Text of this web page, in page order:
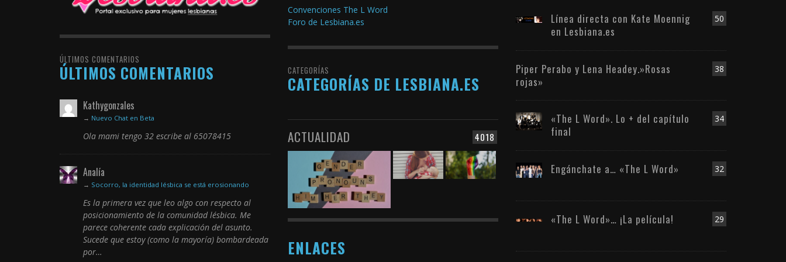
ÚLTIMOS COMENTARIOS
ÚLTIMOS COMENTARIOS
Kathygonzales
→ Nuevo Chat en Beta
Ola mami tengo 32 escribe al 65078415
Analía
→ Socorro, la identidad lésbica se está erosionando
Es la primera vez que leo algo con respecto al
posicionamiento de la comunidad lésbica. Me
parece coherente cada explicación del asunto.
Sucede que estoy (como la mayoría) bombardeada
por…
Convenciones The L Word
Foro de Lesbiana.es
CATEGORÍAS
CATEGORÍAS DE LESBIANA.ES
4018
ACTUALIDAD
ENLACES
50
Línea directa con Kate Moennig
en Lesbiana.es
38
Piper Perabo y Lena Headey.»Rosas
rojas»
34
«The L Word». Lo + del capítulo
final
32
Engánchate a… «The L Word»
29
«The L Word»… ¡La película!